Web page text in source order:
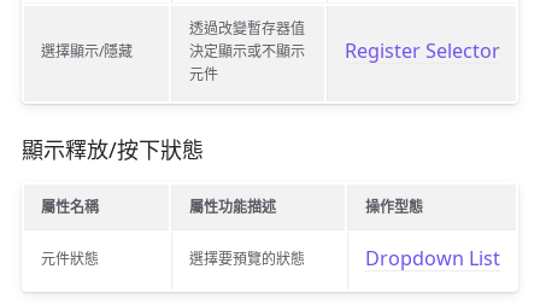
選擇顯示/隱藏
透過改變暫存器值
決定顯示或不顯示
元件
Register Selector
顯示釋放/按下狀態
屬性名稱 屬性功能描述 操作型態
元件狀態 選擇要預覽的狀態 Dropdown List